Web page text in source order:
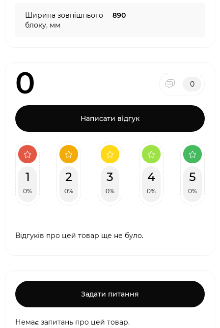
Ширина зовнішнього
блоку, мм
890
0 0
Написати відгук
1
0%
2
0%
3
0%
4
0%
5
0%
Відгуків про цей товар ще не було.
Задати питання
Немає запитань про цей товар.